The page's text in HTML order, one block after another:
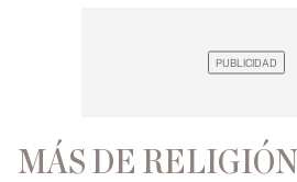
MÁS DE RELIGIÓN